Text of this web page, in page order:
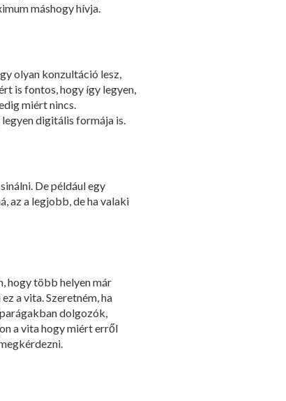
máshogy hívja.
olyan konzultáció lesz,
is fontos, hogy így legyen,
miért nincs.
digitális formája is.
De például egy
az a legjobb, de ha valaki
hogy több helyen már
a vita. Szeretném, ha
dolgozók,
a vita hogy miért erről